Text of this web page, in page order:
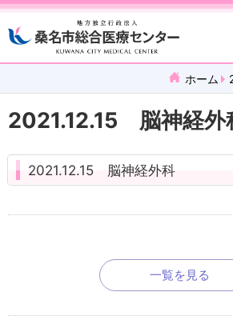
ホーム
2021.12.15 脳神経外
2021.12.15 脳神経外科
一覧を見る